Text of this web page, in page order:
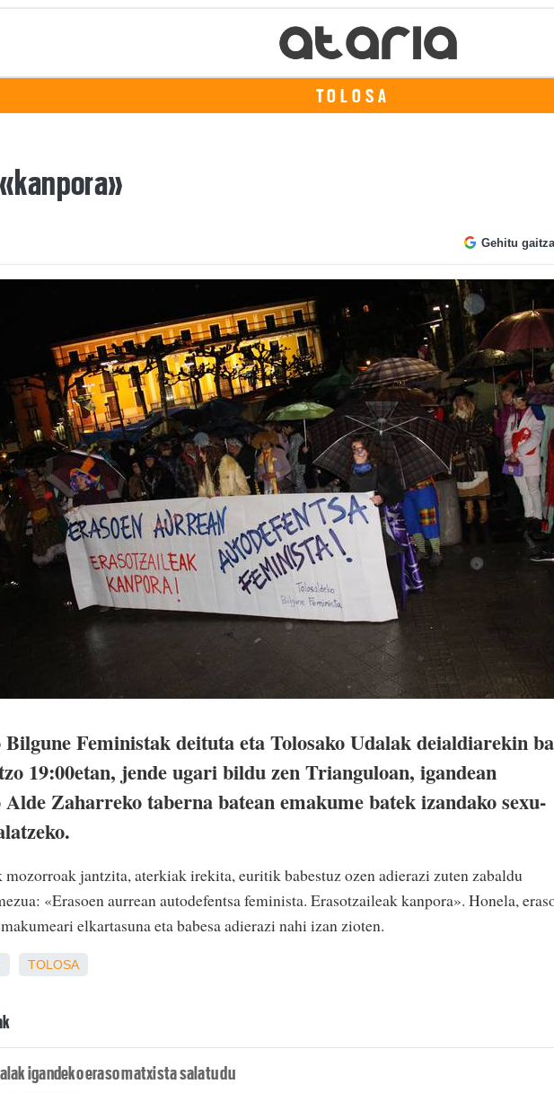
TOLOSA
Gehitu
Bilgune Feministak deituta eta Tolosako Udalak deialdiarekin
19:00etan, jende ugari bildu zen Trianguloan, igandean
Alde Zaharreko taberna batean emakume batek izandako sexu-
jantzita, aterkiak irekita, euritik babestuz ozen adierazi zuten zabaldu
«Erasoen aurrean autodefentsa feminista. Erasotzaileak kanpora». Honela,
elkartasuna eta babesa adierazi nahi izan zioten.
TOLOSA
igandeko eraso matxista salatu du